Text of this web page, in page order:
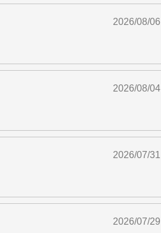
2026/08/06
2026/08/04
2026/07/31
2026/07/29